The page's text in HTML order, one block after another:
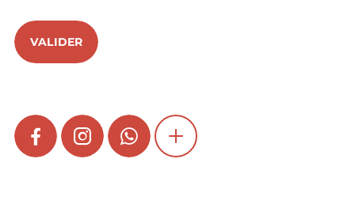
VALIDER
FACEBOOKINSTAGRAMWHATSAPPSHOW MORE